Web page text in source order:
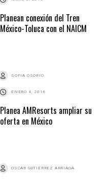
Planean conexión del Tren
México-Toluca con el NAICM
SOFIA OSORIO
ENERO 4, 2016
Planea AMResorts ampliar su
oferta en México
OSCAR GUTIÉRREZ ARRIAGA